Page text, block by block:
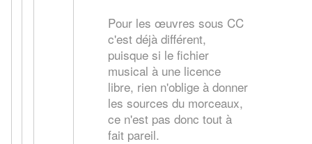
Pour les œuvres sous CC
c'est déjà différent,
puisque si le fichier
musical à une licence
libre, rien n'oblige à donner
les sources du morceaux,
ce n'est pas donc tout à
fait pareil.